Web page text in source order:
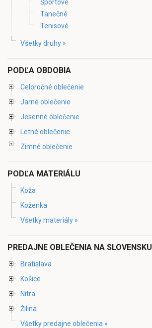
Športové
Tanečné
Tenisové
Všetky druhy »
PODĽA OBDOBIA
Celoročné oblečenie
Jarné oblečenie
Jesenné oblečenie
Letné oblečenie
Zimné oblečenie
PODĽA MATERIÁLU
Koža
Koženka
Všetky materiály »
PREDAJNE OBLEČENIA NA SLOVENSKU
Bratislava
Košice
Nitra
Žilina
Všetky predajne oblečenia »